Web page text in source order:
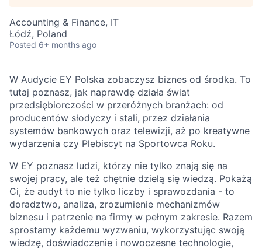
Accounting & Finance, IT
Łódź, Poland
Posted 6+ months ago
W Audycie EY Polska zobaczysz biznes od środka. To
tutaj poznasz, jak naprawdę działa świat
przedsiębiorczości w przeróżnych branżach: od
producentów słodyczy i stali, przez działania
systemów bankowych oraz telewizji, aż po kreatywne
wydarzenia czy Plebiscyt na Sportowca Roku.
W EY poznasz ludzi, którzy nie tylko znają się na
swojej pracy, ale też chętnie dzielą się wiedzą. Pokażą
Ci, że audyt to nie tylko liczby i sprawozdania - to
doradztwo, analiza, zrozumienie mechanizmów
biznesu i patrzenie na firmy w pełnym zakresie. Razem
sprostamy każdemu wyzwaniu, wykorzystując swoją
wiedzę, doświadczenie i nowoczesne technologie,